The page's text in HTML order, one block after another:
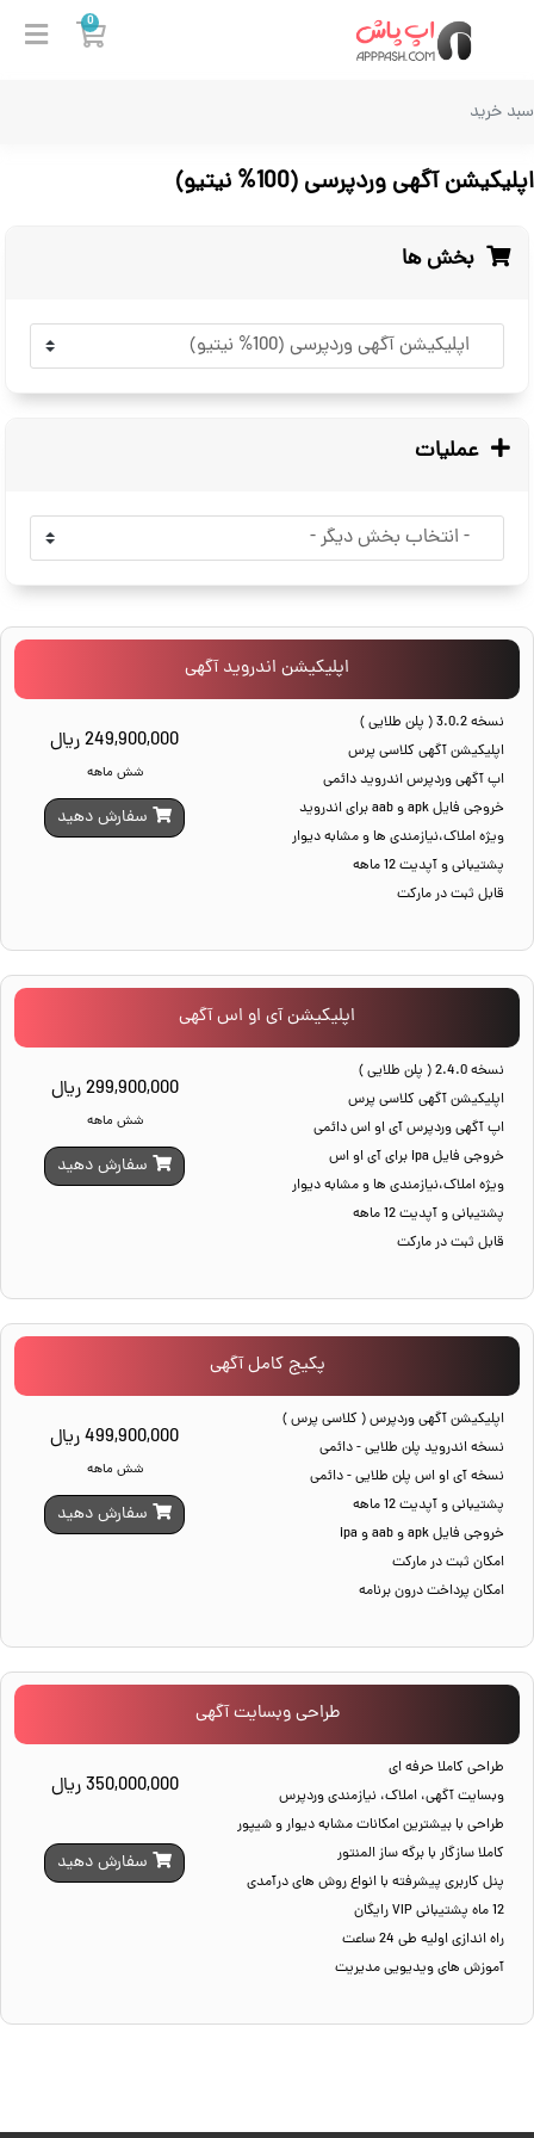
0 سبد
سبد خرید
اپلیکیشن آگهی وردپرسی (100% نیتیو)
بخش ها
عملیات
اپلیکیشن اندروید آگهی
نسخه 3.0.2 ( پلن طلایی )
اپلیکیشن آگهی کلاسی پرس
اپ آگهی وردپرس اندروید دائمی
خروجی فایل apk و aab برای اندروید
ویژه املاک،نیازمندی ها و مشابه دیوار
پشتیبانی و آپدیت 12 ماهه
قابل ثبت در مارکت
249,900,000 ریال
شش ماهه
سفارش دهید
اپلیکیشن آی او اس آگهی
نسخه 2.4.0 ( پلن طلایی )
اپلیکیشن آگهی کلاسی پرس
اپ آگهی وردپرس آی او اس دائمی
خروجی فایل ipa برای آی او اس
ویژه املاک،نیازمندی ها و مشابه دیوار
پشتیبانی و آپدیت 12 ماهه
قابل ثبت در مارکت
299,900,000 ریال
شش ماهه
سفارش دهید
پکیج کامل آگهی
اپلیکیشن آگهی وردپرس ( کلاسی پرس )
نسخه اندروید پلن طلایی - دائمی
نسخه آی او اس پلن طلایی - دائمی
پشتیبانی و آپدیت 12 ماهه
خروجی فایل apk و aab و ipa
امکان ثبت در مارکت
امکان پرداخت درون برنامه
499,900,000 ریال
شش ماهه
سفارش دهید
طراحی وبسایت آگهی
طراحی کاملا حرفه ای
وبسایت آگهی، املاک، نیازمندی وردپرس
طراحی با بیشترین امکانات مشابه دیوار و شیپور
کاملا سازگار با برگه ساز المنتور
پنل کاربری پیشرفته با انواع روش های درآمدی
12 ماه پشتیبانی VIP رایگان
راه اندازی اولیه طی 24 ساعت
آموزش های ویدیویی مدیریت
350,000,000 ریال
سفارش دهید